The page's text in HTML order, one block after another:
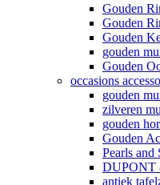
Gouden
Gouden
Gouden
gouden
Gouden
occasions
gouden
zilveren
gouden
Gouden
Pearls and
DUPONT
antiek